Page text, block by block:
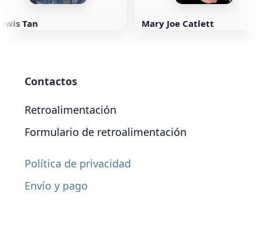
Tan Mary Joe Catlett
Contactos
Retroalimentación
Formulario de retroalimentación
Política de privacidad
Envío y pago